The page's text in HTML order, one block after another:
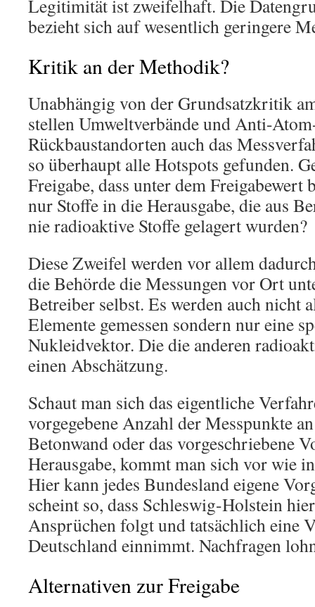
Legitimität ist zweifelhaft. Die
bezieht sich auf wesentlich geringere
Kritik an der Methodik?
Unabhängig von der Grundsatzkritik
stellen Umweltverbände und Anti-
Rückbaustandorten auch das
so überhaupt alle Hotspots gefunden.
Freigabe, dass unter dem
nur Stoffe in die Herausgabe, die aus
nie radioaktive Stoffe gelagert wurden?
Diese Zweifel werden vor allem
die Behörde die Messungen vor Ort
Betreiber selbst. Es werden auch nicht
Elemente gemessen sondern nur eine
Nukleidvektor. Die die anderen
einen Abschätzung.
Schaut man sich das eigentliche
vorgegebene Anzahl der Messpunkte
Betonwand oder das vorgeschriebene
Herausgabe, kommt man sich vor wie
Hier kann jedes Bundesland eigene
scheint so, dass Schleswig-Holstein
Ansprüchen folgt und tatsächlich eine
Deutschland einnimmt. Nachfragen
Alternativen zur Freigabe